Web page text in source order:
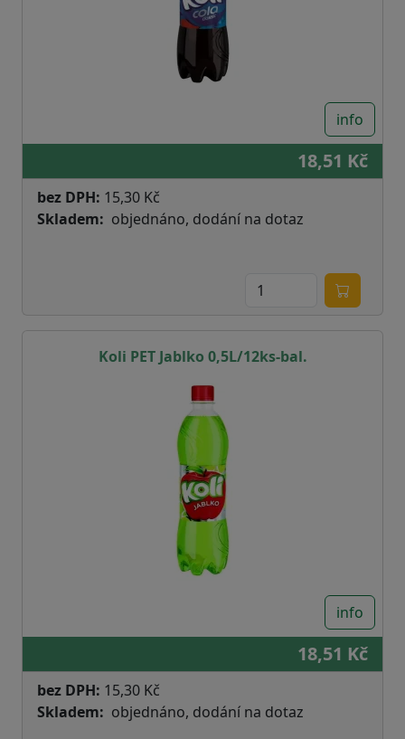
info
18,51 Kč
bez DPH: 15,30 Kč
Skladem
objednáno, dodání na dotaz
Koli PET Jablko 0,5L/12ks-bal.
info
18,51 Kč
bez DPH: 15,30 Kč
Skladem
objednáno, dodání na dotaz